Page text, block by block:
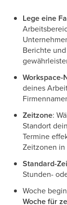
Lege eine
Berichte
Workspace-
deines
Zeitzone:
Standort
Termine
Zeitzonen in
Standard-
Stunden-
Woche
Woche für